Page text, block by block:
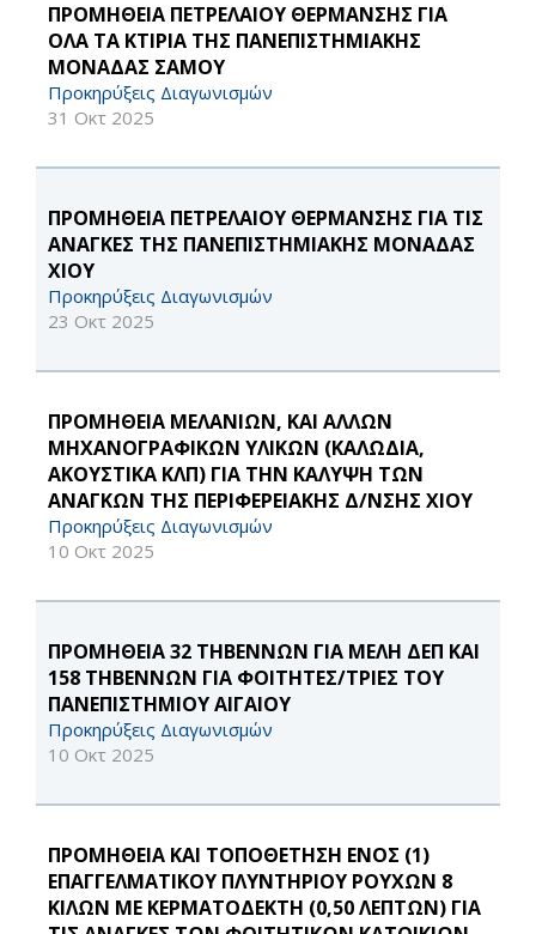
ΠΡΟΜΗΘΕΙΑ ΠΕΤΡΕΛΑΙΟΥ ΘΕΡΜΑΝΣΗΣ ΓΙΑ
ΟΛΑ ΤΑ ΚΤΙΡΙΑ ΤΗΣ ΠΑΝΕΠΙΣΤΗΜΙΑΚΗΣ
ΜΟΝΑΔΑΣ ΣΑΜΟΥ
Προκηρύξεις Διαγωνισμών
31 Οκτ 2025
ΠΡΟΜΗΘΕΙΑ ΠΕΤΡΕΛΑΙΟΥ ΘΕΡΜΑΝΣΗΣ ΓΙΑ ΤΙΣ
ΑΝΑΓΚΕΣ ΤΗΣ ΠΑΝΕΠΙΣΤΗΜΙΑΚΗΣ ΜΟΝΑΔΑΣ
ΧΙΟΥ
Προκηρύξεις Διαγωνισμών
23 Οκτ 2025
ΠΡΟΜΗΘΕΙΑ ΜΕΛΑΝΙΩΝ, ΚΑΙ ΑΛΛΩΝ
ΜΗΧΑΝΟΓΡΑΦΙΚΩΝ ΥΛΙΚΩΝ (ΚΑΛΩΔΙΑ,
ΑΚΟΥΣΤΙΚΑ ΚΛΠ) ΓΙΑ ΤΗΝ ΚΑΛΥΨΗ ΤΩΝ
ΑΝΑΓΚΩΝ ΤΗΣ ΠΕΡΙΦΕΡΕΙΑΚΗΣ Δ/ΝΣΗΣ ΧΙΟΥ
Προκηρύξεις Διαγωνισμών
10 Οκτ 2025
ΠΡΟΜΗΘΕΙΑ 32 ΤΗΒΕΝΝΩΝ ΓΙΑ ΜΕΛΗ ΔΕΠ ΚΑΙ
158 ΤΗΒΕΝΝΩΝ ΓΙΑ ΦΟΙΤΗΤΕΣ/ΤΡΙΕΣ ΤΟΥ
ΠΑΝΕΠΙΣΤΗΜΙΟΥ ΑΙΓΑΙΟΥ
Προκηρύξεις Διαγωνισμών
10 Οκτ 2025
ΠΡΟΜΗΘΕΙΑ ΚΑΙ ΤΟΠΟΘΕΤΗΣΗ ΕΝΟΣ (1)
ΕΠΑΓΓΕΛΜΑΤΙΚΟΥ ΠΛΥΝΤΗΡΙΟΥ ΡΟΥΧΩΝ 8
ΚΙΛΩΝ ΜΕ ΚΕΡΜΑΤΟΔΕΚΤΗ (0,50 ΛΕΠΤΩΝ) ΓΙΑ